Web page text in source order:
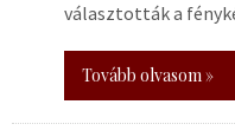
választották a
Tovább olvasom »